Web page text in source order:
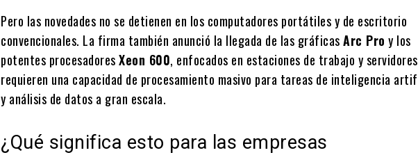
Pero las novedades no se detienen en los computadores portátiles y de escritorio
convencionales. La firma también anunció la llegada de las gráficasArc Pro y los
potentes procesadoresXeon 600, enfocados en estaciones de trabajo y
requieren una capacidad de procesamiento masivo para tareas de inteligencia
y análisis de datos a gran escala.
¿Qué significa esto para las empresas